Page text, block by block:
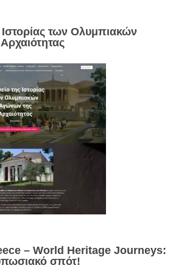
των Ολυμπιακών
– World Heritage Journeys:
σπότ!